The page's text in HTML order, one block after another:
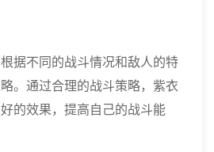
据不同的战斗情况和敌人的特
。通过合理的战斗策略，紫衣
的效果，提高自己的战斗能